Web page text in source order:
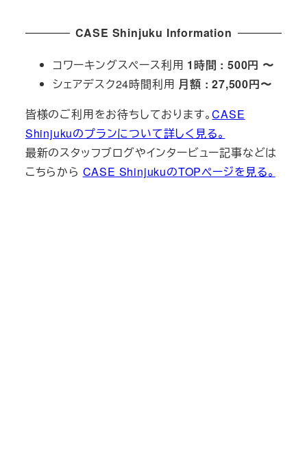
CASE Shinjuku Information
コワーキングスペース利用 1時間 : 500円 〜
シェアデスク24時間利用 月額 : 27,500円〜
皆様のご利用をお待ちしております。CASE
Shinjukuのプランについて詳しく見る。
最新のスタッフブログやインタービュー記事などは
こちらから CASE ShinjukuのTOPページを見る。